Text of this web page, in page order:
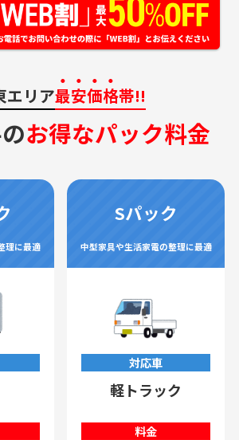
エリア最安価格帯!!
お得なパック料金
理に最適
Sパック
中型家具や生活家電の整理に最適
対応車
軽トラック
料金